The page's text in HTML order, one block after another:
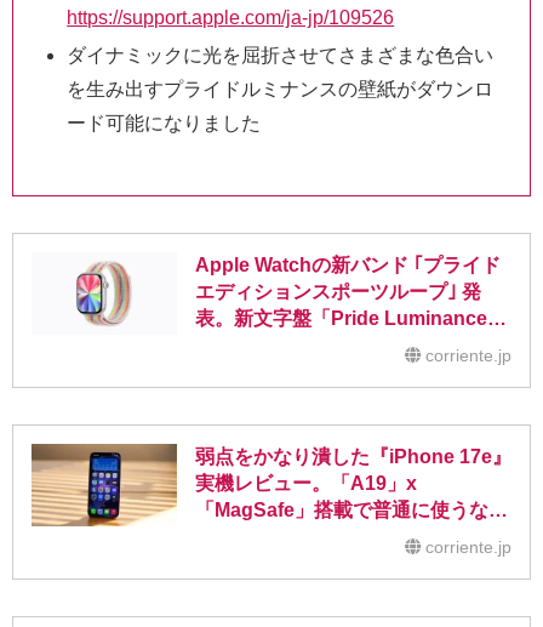
https://support.apple.com/ja-jp/109526
ダイナミックに光を屈折させてさまざまな色合い
を生み出すプライドルミナンスの壁紙がダウンロ
ード可能になりました
Apple Watchの新バンド ｢プライド
エディションスポーツループ｣ 発
表。新文字盤「Pride Luminance」
corriente.jp
弱点をかなり潰した『iPhone 17e』
実機レビュー。「A19」x
「MagSafe」搭載で普通に使うなら
corriente.jp